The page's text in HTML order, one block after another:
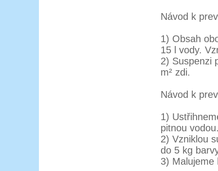
Návod k
1) Obsah
15 l vody.
2) Suspenzi
m² zdi.
Návod k
1)
pitnou
2) Vzniklou
do 5 kg
3) Malujeme